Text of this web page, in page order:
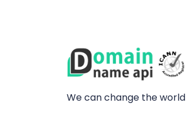
We can change the world